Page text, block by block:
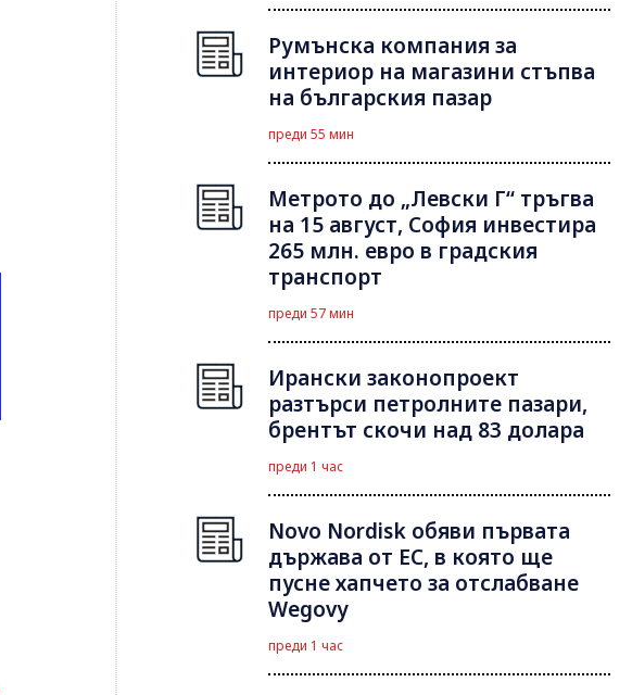
Румънска компания за
интериор на магазини стъпва
на българския пазар
преди 55 мин
Метрото до „Левски Г“ тръгва
на 15 август, София инвестира
265 млн. евро в градския
транспорт
преди 57 мин
Ирански законопроект
разтърси петролните пазари,
брентът скочи над 83 долара
преди 1 час
Novo Nordisk обяви първата
държава от ЕС, в която ще
пусне хапчето за отслабване
Wegovy
преди 1 час